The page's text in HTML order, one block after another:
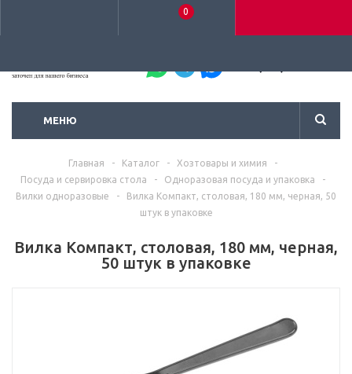
0
МЕНЮ
Главная - Каталог - Хозтовары и химия
-
Посуда и сервировка стола
- Одноразовая посуда и упаковка
-
Вилки одноразовые
-
Вилка Компакт, столовая, 180 мм, черная, 50
штук в упаковке
Вилка Компакт, столовая, 180 мм, черная,
50 штук в упаковке